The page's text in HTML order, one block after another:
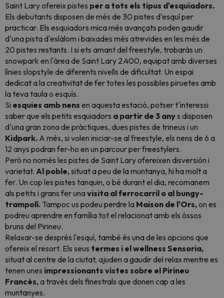
Saint Lary ofereix pistes per a tots els tipus d'esquiadors.
Els debutants disposen de més de 30 pistes d'esquí per
practicar. Els esquiadors mica més avançats poden gaudir
d'una pista d'eslàlom i baixades més atrevides en les més de
20 pistes restants. I si ets amant del freestyle, trobaràs un
snowpark en l'àrea de Saint Lary 2.400, equipat amb diverses
línies slopstyle de diferents nivells de dificultat. Un espai
dedicat a la creativitat de fer totes les possibles piruetes amb
la teva taula o esquís.
Si esquies amb nens en aquesta estació, potser t'interessi
saber que els petits esquiadors a partir de 3 anys disposen
d'una gran zona de pràctiques, dues pistes de trineus i un
Kidpark. A més, si volen iniciar-se al freestyle, els nens de 6 a
12 anys podran fer-ho en un parcourperfreestylers.
Però no només les pistes de Saint Lary ofereixen disversión i
varietat. Al poble,situat a peu de la muntanya, hi ha molt a
fer. Un cop les pistes tanquin, o bé durant el dia, recomanem
als petits i grans fer unavisita al ferrocarril o al bungy-
trampolí. Tampoc us podeu perdre la Maison de l'Ors,on es
podreu aprendre en família tot el relacionat amb els óssos
bruns del Pirineu.
Relaxar-se després l'esquí, també és una de les opcions que
ofereix el resort. Els seus termes i el wellness Sensoria,
situat al centre de la ciutat, ajuden a gaudir del relax mentre es
tenen unes impressionants vistes sobre el Pirineu
Francès,a través dels finestrals que donen cap a les
muntanyes.